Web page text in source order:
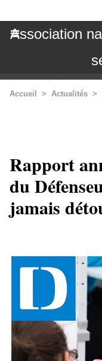
Association
Accueil > Actualités >
Rapport
du
jamais